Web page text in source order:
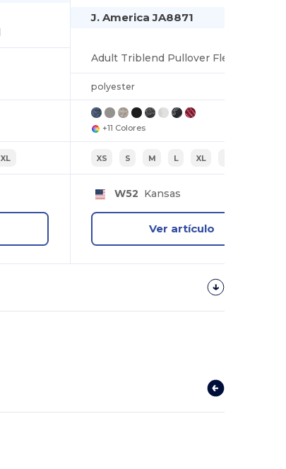
XL
J. America JA8871
polyester
+11 Colores
XS S M L XL
W52 Kansas
Ver artículo